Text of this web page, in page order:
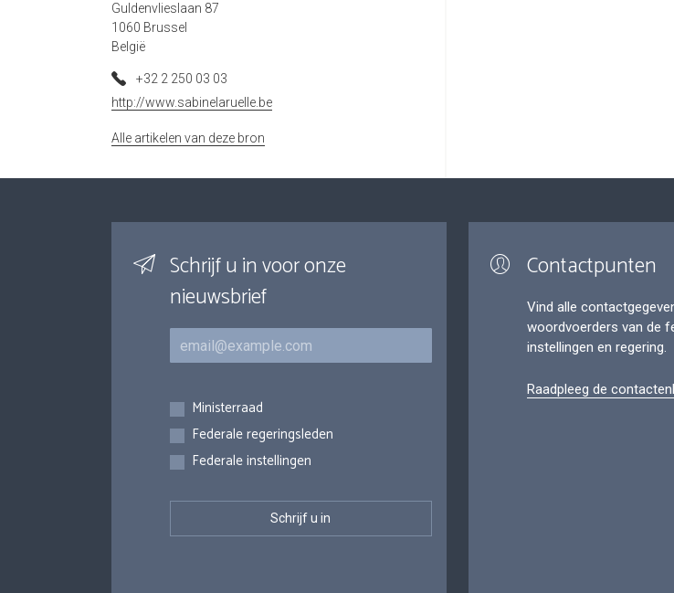
Guldenvlieslaan 87
1060 Brussel
België
+32 2 250 03 03
http://www.sabinelaruelle.be
Alle artikelen van deze bron
Schrijf u in voor onze
nieuwsbrief
E-mail
Inschrijvingen
Ministerraad
Federale regeringsleden
Federale instellingen
Contactpunten
Vind alle
woordvoerders van de
instellingen en regering.
Raadpleeg de